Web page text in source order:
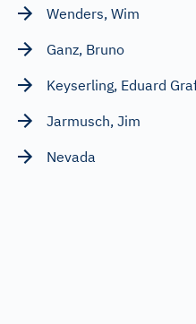
Wenders, Wim
Ganz, Bruno
Keyserling, Eduard
Jarmusch, Jim
Nevada